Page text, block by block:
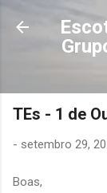
TEs - 1 de
- setembro 29,
Boas,